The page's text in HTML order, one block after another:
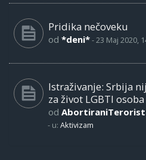
Pridika nečoveku
od *deni*-23 Maj 2020,
Istraživanje: Srbija
za život LGBTI osoba
od
- u: Aktivizam